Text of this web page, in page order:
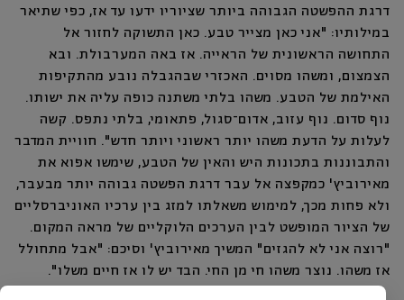
דרגת ההפשטה הגבוהה ביותר שציוריו ידעו עד אז, כפי שתיאר
במילותיו: "אני כאן מצייר טבע. כאן התשוקה לחזור אל
התחושה הראשונית של הראייה. אז באה המערבולת. ובא
הצמצום, ומשהו מסוים. האכזרי שבהגבלה נובע מהתקיפות
האילמת של הטבע. משהו בלתי משתנה כופה עליה את ישותו.
נוף סדום. נוף עזוב, אדום־סגול, פתאומי, בלתי נתפס. קשה
לעלות על הדעת משהו יותר ראשוני ויותר חדש". חוויית המדבר
והתבוננות בתכונות היש והאין של הטבע, שימשו אפוא את
מאירוביץ' כמקפצה אל עבר דרגת הפשטה גבוהה יותר מבעבר,
ולא פחות מכך, למימוש משאלתו למזג בין ערכיו האוניברסליים
של הציור המופשט לבין הערכים הלוקליים של מראה המקום.
"רוצה אני לא להגזים" המשיך מאירוביץ' וסיכם: "אבל מתחולל
אז משהו. נוצר משהו חי מן החי. הבד יש לו אז חיים משלו".